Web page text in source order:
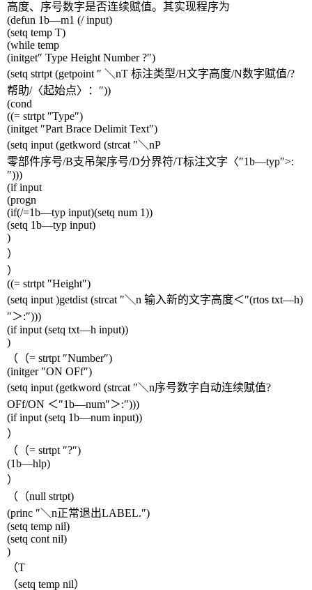
高度、序号数字是否连续赋值。其实现程序为
(defun 1b—m1 (/ input)
(setq temp T)
(while temp
(initget″ Type Height Number ?″)
(setq strtpt (getpoint ″ ＼nT 标注类型/H文字高度/N数字赋值/?
帮助/〈起始点〉：″))
(cond
((= strtpt ″Type″)
(initget ″Part Brace Delimit Text″)
(setq input (getkword (strcat ″＼nP
零部件序号/B支吊架序号/D分界符/T标注文字〈″1b—typ″>:
″)))
(if input
(progn
(if(/=1b—typ input)(setq num 1))
(setq 1b—typ input)
)
）
）
((= strtpt ″Height″)
(setq input )getdist (strcat ″＼n 输入新的文字高度＜″(rtos txt—h)
″＞:″)))
(if input (setq txt—h input))
)
（（= strtpt ″Number″)
(initger ″ON OFf″)
(setq input (getkword (strcat ″＼n序号数字自动连续赋值?
OFf/ON ＜″1b—num″＞:″)))
(if input (setq 1b—num input))
）
（（= strtpt ″?″)
(1b—hlp)
）
（（null strtpt)
(princ ″＼n正常退出LABEL.″)
(setq temp nil)
(setq cont nil)
)
（T
（setq temp nil）